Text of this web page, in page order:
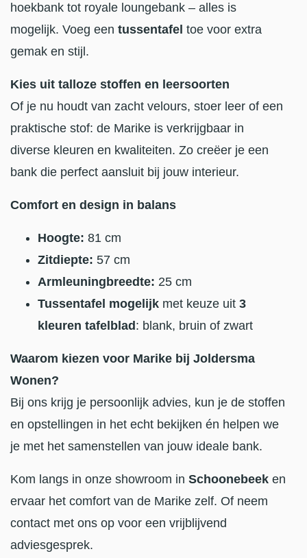
hoekbank tot royale loungebank – alles is
mogelijk. Voeg een tussentafel toe voor extra
gemak en stijl.
Kies uit talloze stoffen en leersoorten
Of je nu houdt van zacht velours, stoer leer of een
praktische stof: de Marike is verkrijgbaar in
diverse kleuren en kwaliteiten. Zo creëer je een
bank die perfect aansluit bij jouw interieur.
Comfort en design in balans
Hoogte: 81 cm
Zitdiepte: 57 cm
Armleuningbreedte: 25 cm
Tussentafel mogelijk met keuze uit 3
kleuren tafelblad : blank, bruin of zwart
Waarom kiezen voor Marike bij Joldersma
Wonen?
Bij ons krijg je persoonlijk advies, kun je de stoffen
en opstellingen in het echt bekijken én helpen we
je met het samenstellen van jouw ideale bank.
Kom langs in onze showroom in Schoonebeek en
ervaar het comfort van de Marike zelf. Of neem
contact met ons op voor een vrijblijvend
adviesgesprek.